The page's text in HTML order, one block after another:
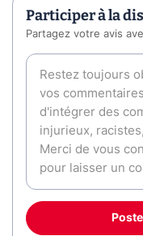
Participer à la
Partagez votre avis